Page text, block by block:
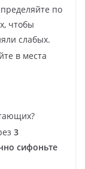
по
чтобы
слабых.
в места
3
сифоньте